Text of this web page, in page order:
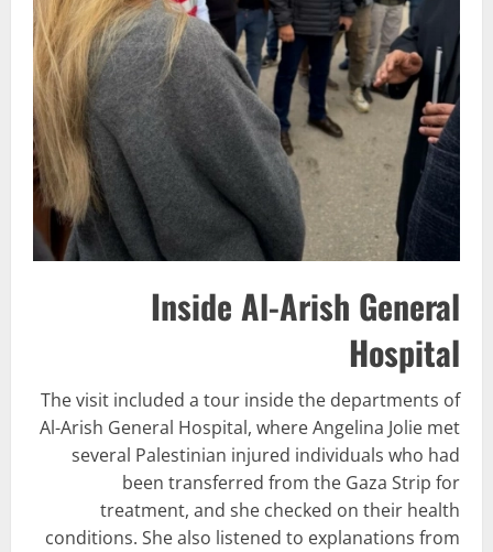
Inside Al-Arish General
Hospital
The visit included a tour inside the departments of
Al-Arish General Hospital, where Angelina Jolie met
several Palestinian injured individuals who had
been transferred from the Gaza Strip for
treatment, and she checked on their health
conditions. She also listened to explanations from